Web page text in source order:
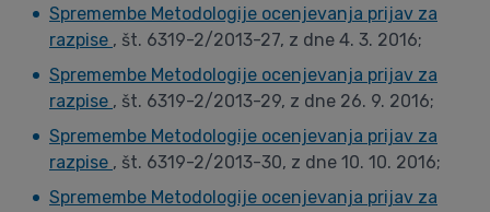
Spremembe Metodologije ocenjevanja prijav za
razpise , št. 6319-2/2013-27, z dne 4. 3. 2016;
Spremembe Metodologije ocenjevanja prijav za
razpise , št. 6319-2/2013-29, z dne 26. 9. 2016;
Spremembe Metodologije ocenjevanja prijav za
razpise , št. 6319-2/2013-30, z dne 10. 10. 2016;
Spremembe Metodologije ocenjevanja prijav za